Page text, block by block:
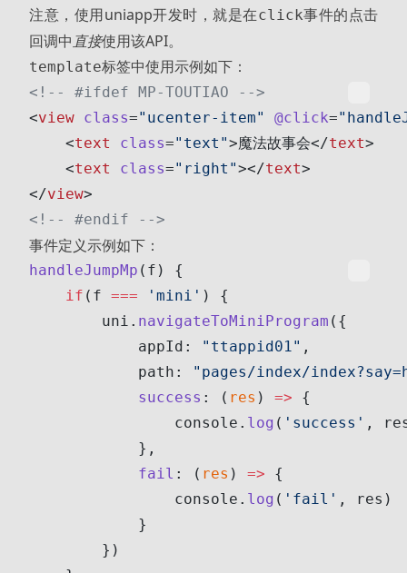
注意，使用uniapp开发时，就是在click事件的点击
回调中 直接使用该API。
template标签中使用示例如下：
<!-- #ifdef MP-TOUTIAO -->
<view class="ucenter-item" @click=
    <
text class="text">魔法故事会</text>
    <
text class="right"></text>
</view>
<!-- #endif -->
事件定义示例如下：
handleJumpMp (f) {
    if
(f === 'mini' ) {
        uni.
navigateToMiniProgram ({
            appId:
"ttappid01" ,
            path:
"pages/index/
            success
: ( res ) => {
                console.
log ( 'success' ,
            },
            fail
: ( res ) => {
                console.
log ( 'fail' , res)
            }
        })